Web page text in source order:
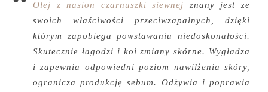
Olej z nasion czarnuszki siewnej znany jest ze
swoich właściwości przeciwzapalnych, dzięki
którym zapobiega powstawaniu niedoskonałości.
Skutecznie łagodzi i koi zmiany skórne. Wygładza
i zapewnia odpowiedni poziom nawilżenia skóry,
ogranicza produkcję sebum. Odżywia i poprawia